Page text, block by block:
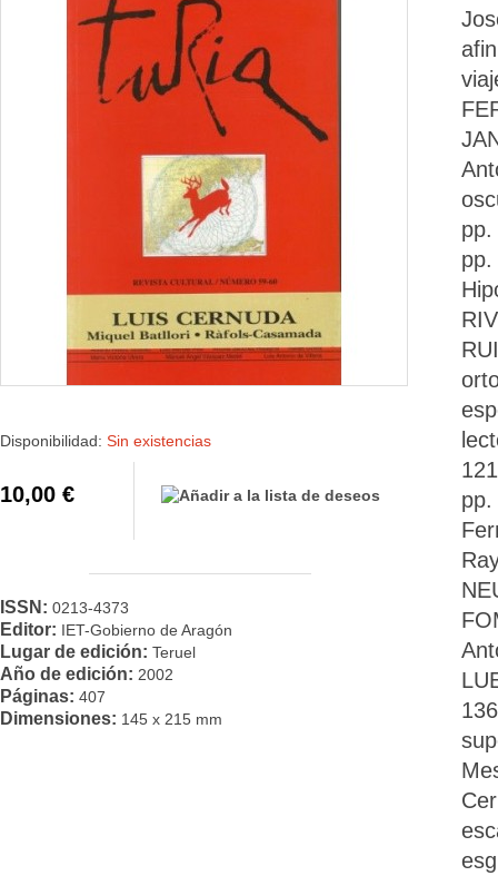
Disponibilidad: Sin existencias
10,00 €
ISSN: 0213-4373
Editor: IET-Gobierno de Aragón
Lugar de edición: Teruel
Año de edición: 2002
Páginas: 407
Dimensiones: 145 x 215 mm
pp.
pp.
pp.